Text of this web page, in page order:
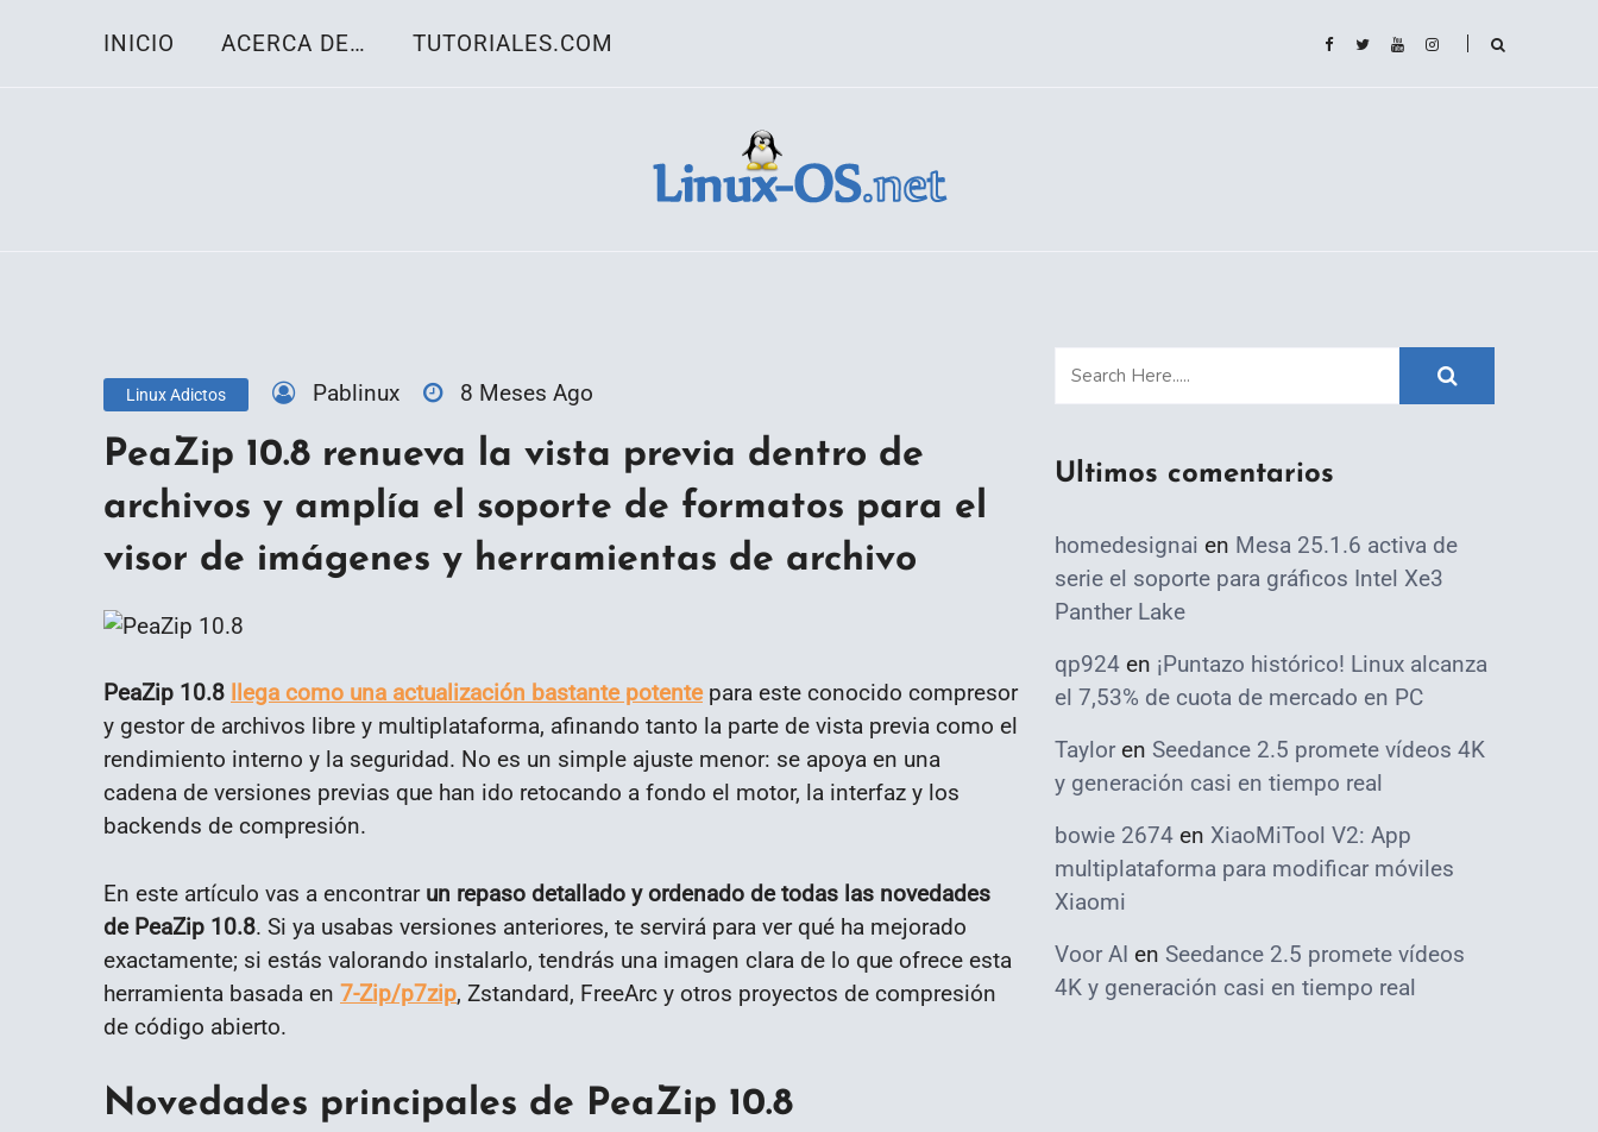
INICIO ACERCA DE… TUTORIALES.COM
Linux Adictos Pablinux 8 Meses Ago
PeaZip 10.8 renueva la vista previa dentro de
archivos y amplía el soporte de formatos para el
visor de imágenes y herramientas de archivo
PeaZip 10.8 llega como una actualización bastante potentepara este conocido compresor
y gestor de archivos libre y multiplataforma, afinando tanto la parte de vista previa como el
rendimiento interno y la seguridad. No es un simple ajuste menor: se apoya en una
cadena de versiones previas que han ido retocando a fondo el motor, la interfaz y los
backends de compresión.
En este artículo vas a encontrar un repaso detallado y ordenado de todas las novedades
de PeaZip 10.8. Si ya usabas versiones anteriores, te servirá para ver qué ha mejorado
exactamente; si estás valorando instalarlo, tendrás una imagen clara de lo que ofrece esta
herramienta basada en 7-Zip/p7zip, Zstandard, FreeArc y otros proyectos de compresión
de código abierto.
Novedades principales de PeaZip 10.8
Ultimos comentarios
homedesignai en Mesa 25.1.6 activa de
serie el soporte para gráficos Intel Xe3
Panther Lake
qp924 en ¡Puntazo histórico! Linux alcanza
el 7,53% de cuota de mercado en PC
Taylor en Seedance 2.5 promete vídeos 4K
y generación casi en tiempo real
bowie 2674 en XiaoMiTool V2: App
multiplataforma para modificar móviles
Xiaomi
Voor AI en Seedance 2.5 promete vídeos
4K y generación casi en tiempo real